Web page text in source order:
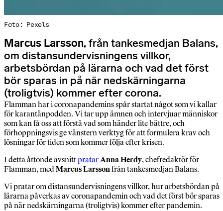
Foto: Pexels
Marcus Larsson, från tankesmedjan Balans,
om distansundervisningens villkor,
arbetsbördan på lärarna och vad det först
bör sparas in på när nedskärningarna
(troligtvis) kommer efter corona.
Flamman har i coronapandemins spår startat något som vi kallar
för karantänpodden. Vi tar upp ämnen och intervjuar människor
som kan få oss att förstå vad som händer lite bättre, och
förhoppningsvis ge vänstern verktyg för att formulera krav och
lösningar för tiden som kommer följa efter krisen.
I detta åttonde avsnittpratarAnna Herdy, chefredaktör för
Flamman, medMarcus Larssonfrån tankesmedjan Balans.
Vi pratar om distansundervisningens villkor, hur arbetsbördan på
lärarna påverkas av coronapandemin och vad det först bör sparas
på när nedskärningarna (troligtvis) kommer efter pandemin.